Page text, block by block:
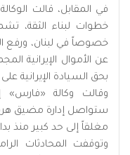
خطوات لبناء الثقة،
خصوصاً في لبنان، ورفع
عن الأموال الإيرانية
بحق السيادة الإيرانية
وقالت وكالة «فارس»
ستواصل إدارة مضيق هرمز
مغلقاً إلى حد كبير منذ
وتوقفت المحادثات